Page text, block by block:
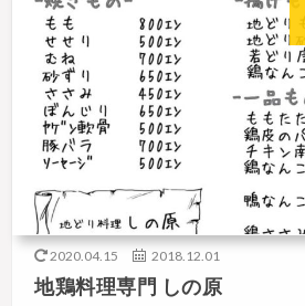
2020.04.15 2018.12.01
地鶏料理専門 しの原